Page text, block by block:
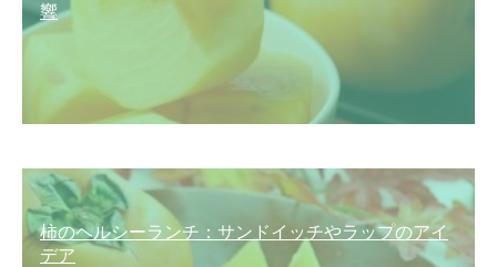
響
柿のヘルシーランチ：サンドイッチやラップのアイ
デア